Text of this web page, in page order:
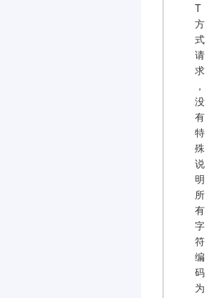
T
方
式
请
求
，
没
有
特
殊
说
明
所
有
字
符
编
码
为